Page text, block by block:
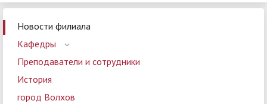
Новости филиала
Кафедры
Преподаватели и сотрудники
История
город Волхов